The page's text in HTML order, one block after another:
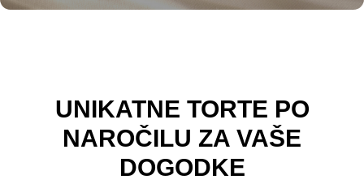
UNIKATNE TORTE PO
NAROČILU ZA VAŠE
DOGODKE